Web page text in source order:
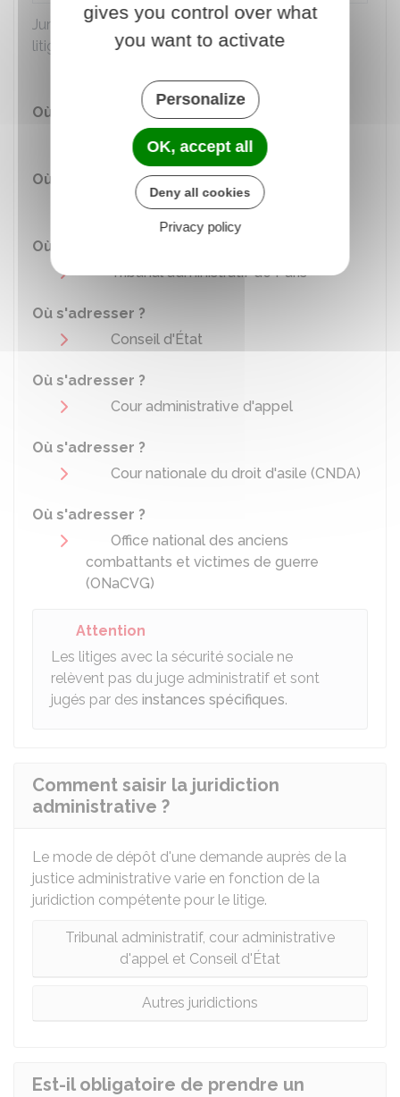
Juridiction compétente en fonction de l'objet du
litige
Où s'adresser ?
Tribunal administratif
Où s'adresser ?
Tribunal administratif de Nantes
Où s'adresser ?
Tribunal administratif de Paris
Où s'adresser ?
Conseil d'État
Où s'adresser ?
Cour administrative d'appel
Où s'adresser ?
Cour nationale du droit d'asile (CNDA)
Où s'adresser ?
Office national des anciens
combattants et victimes de guerre
(ONaCVG)
Attention
Les litiges avec la sécurité sociale ne
relèvent pas du juge administratif et sont
jugés par des instances spécifiques.
Comment saisir la juridiction
administrative ?
Le mode de dépôt d'une demande auprès de la
justice administrative varie en fonction de la
juridiction compétente pour le litige.
Tribunal administratif, cour administrative
d'appel et Conseil d'État
Autres juridictions
Est-il obligatoire de prendre un
gives you control over what
you want to activate
Personalize
OK, accept all
Deny all cookies
Privacy policy